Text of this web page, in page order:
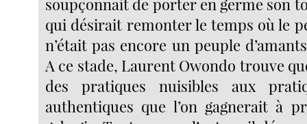
soupçonnait de porter en germe son
qui désirait remonter le temps où le
n’était pas encore un peuple
A ce stade, Laurent Owondo trouve
des pratiques nuisibles aux
authentiques que l’on gagnerait à